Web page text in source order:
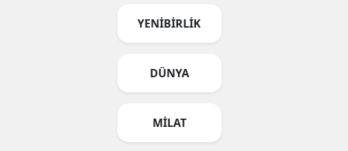
YENİBİRLİK
DÜNYA
MİLAT